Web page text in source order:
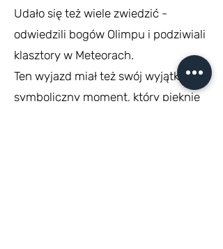
Udało się też wiele zwiedzić -
odwiedzili bogów Olimpu i podziwiali
klasztory w Meteorach.
Ten wyjazd miał też swój wyjątkowy,
symboliczny moment, który pięknie